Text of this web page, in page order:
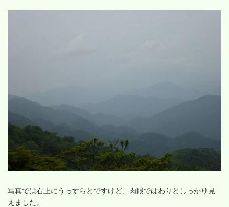
写真では右上にうっすらとですけど、肉眼ではわりとしっかり見
えました。